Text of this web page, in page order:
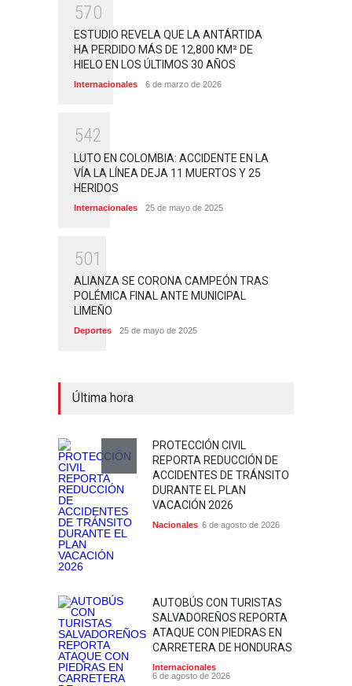
570
ESTUDIO REVELA QUE LA ANTÁRTIDA
HA PERDIDO MÁS DE 12,800 KM² DE
HIELO EN LOS ÚLTIMOS 30 AÑOS
Internacionales 6 de marzo de 2026
542
LUTO EN COLOMBIA: ACCIDENTE EN LA
VÍA LA LÍNEA DEJA 11 MUERTOS Y 25
HERIDOS
Internacionales 25 de mayo de 2025
501
ALIANZA SE CORONA CAMPEÓN TRAS
POLÉMICA FINAL ANTE MUNICIPAL
LIMEÑO
Deportes 25 de mayo de 2025
Última hora
PROTECCIÓN CIVIL
REPORTA REDUCCIÓN DE
ACCIDENTES DE TRÁNSITO
DURANTE EL PLAN
VACACIÓN 2026
Nacionales 6 de agosto de 2026
AUTOBÚS CON TURISTAS
SALVADOREÑOS REPORTA
ATAQUE CON PIEDRAS EN
CARRETERA DE HONDURAS
Internacionales
6 de agosto de 2026